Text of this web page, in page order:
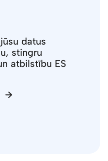
datus
stingru
atbilstību ES